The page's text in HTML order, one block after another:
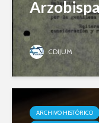
CDIJUM
ARCHIVO HISTÓRICO